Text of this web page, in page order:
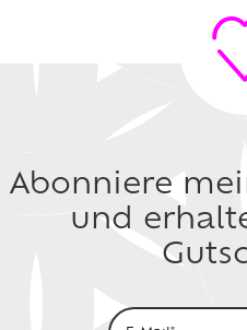
Abonniere
und